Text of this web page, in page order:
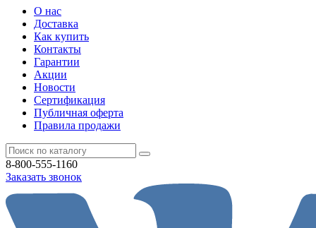
О нас
Доставка
Как купить
Контакты
Гарантии
Акции
Новости
Cертификация
Публичная оферта
Правила продажи
8-800-555-1160
Заказать звонок